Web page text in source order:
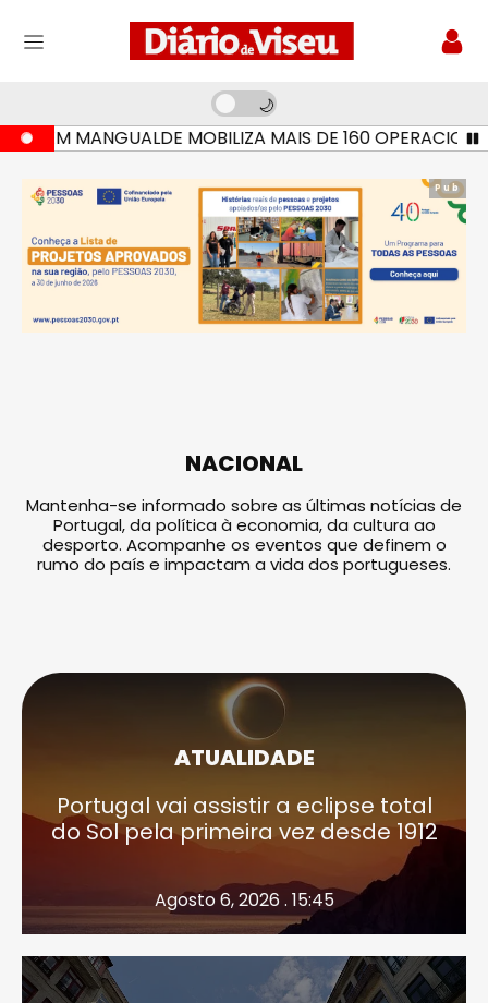
MANGUALDE MOBILIZA MAIS DE 160 OPERACIONAIS E
Pub
NACIONAL
Mantenha-se informado sobre as últimas notícias de
Portugal, da política à economia, da cultura ao
desporto. Acompanhe os eventos que definem o
rumo do país e impactam a vida dos portugueses.
ATUALIDADE
Portugal vai assistir a eclipse total
do Sol pela primeira vez desde 1912
Agosto 6, 2026 . 15:45